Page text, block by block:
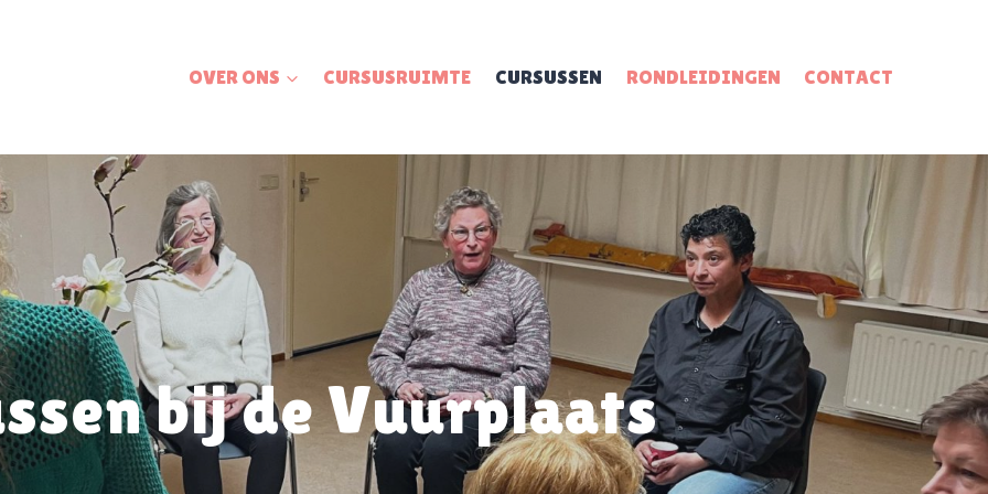
OVER ONS CURSUSRUIMTE CURSUSSEN RONDLEIDINGEN CONTACT
bij de Vuurplaats